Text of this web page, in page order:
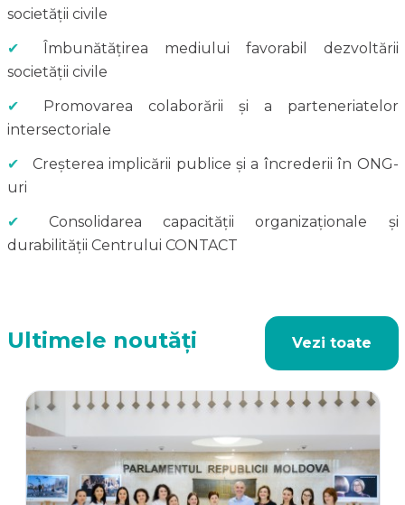
societății civile
✔
Îmbunătățirea mediului favorabil dezvoltării
societății civile
✔
Promovarea colaborării și a parteneriatelor
intersectoriale
✔
Creșterea implicării publice și a încrederii în ONG-
uri
✔
Consolidarea capacității organizaționale și
durabilității Centrului CONTACT
Ultimele noutăți Vezi toate